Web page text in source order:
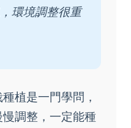
環境調整很重
植是一門學問，
調整，一定能種